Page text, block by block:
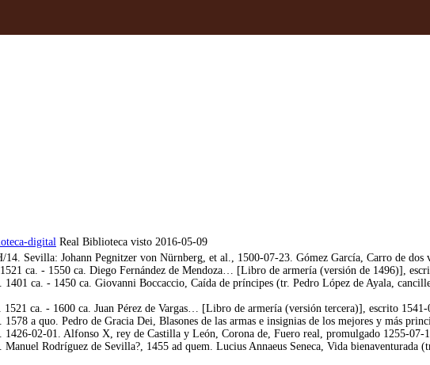
digital Real Biblioteca visto 2016-05-09
14. Sevilla: Johann Pegnitzer von Nürnberg, et al., 1500-07-23. Gómez García, Carro de dos
ca. - 1550 ca. Diego Fernández de Mendoza… [Libro de armería (versión de 1496)],
ca. - 1450 ca. Giovanni Boccaccio, Caída de príncipes (tr. Pedro López de Ayala,
ca. - 1600 ca. Juan Pérez de Vargas… [Libro de armería (versión tercera)], escrito 1541-
a quo. Pedro de Gracia Dei, Blasones de las armas e insignias de los mejores y más
02-01. Alfonso X, rey de Castilla y León, Corona de, Fuero real, promulgado 1255-07-
Rodríguez de Sevilla?, 1455 ad quem. Lucius Annaeus Seneca, Vida bienaventurada